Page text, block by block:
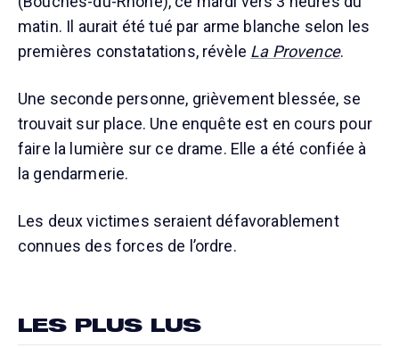
matin. Il aurait été tué par arme blanche selon les
premières constatations, révèle La Provence.
Une seconde personne, grièvement blessée, se
trouvait sur place. Une enquête est en cours pour
faire la lumière sur ce drame. Elle a été confiée à
la gendarmerie.
Les deux victimes seraient défavorablement
connues des forces de l’ordre.
LES PLUS LUS